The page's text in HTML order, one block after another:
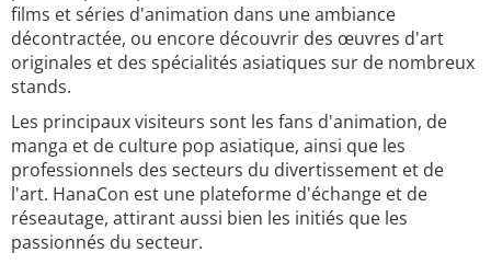
films et séries d'animation dans une ambiance
décontractée, ou encore découvrir des œuvres d'art
originales et des spécialités asiatiques sur de nombreux
stands.
Les principaux visiteurs sont les fans d'animation, de
manga et de culture pop asiatique, ainsi que les
professionnels des secteurs du divertissement et de
l'art. HanaCon est une plateforme d'échange et de
réseautage, attirant aussi bien les initiés que les
passionnés du secteur.